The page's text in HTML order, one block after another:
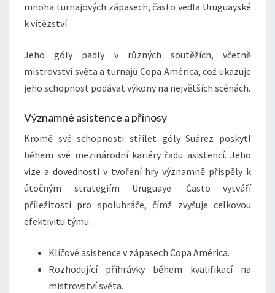
mnoha turnajových zápasech, často vedla Uruguayské
k vítězství.
Jeho góly padly v různých soutěžích, včetně
mistrovství světa a turnajů Copa América, což ukazuje
jeho schopnost podávat výkony na největších scénách.
Významné asistence a přínosy
Kromě své schopnosti střílet góly Suárez poskytl
během své mezinárodní kariéry řadu asistencí. Jeho
vize a dovednosti v tvoření hry významně přispěly k
útočným strategiím Uruguaye. Často vytváří
příležitosti pro spoluhráče, čímž zvyšuje celkovou
efektivitu týmu.
Klíčové asistence v zápasech Copa América.
Rozhodující přihrávky během kvalifikací na
mistrovství světa.